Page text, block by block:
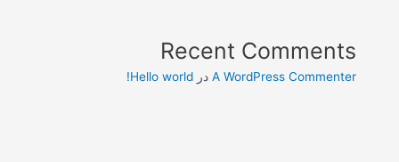
Recent Comments
A WordPress Commenter درHello world!